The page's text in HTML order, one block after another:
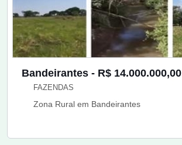
Bandeirantes - R$ 14.000.000,00
FAZENDAS
Zona Rural em Bandeirantes